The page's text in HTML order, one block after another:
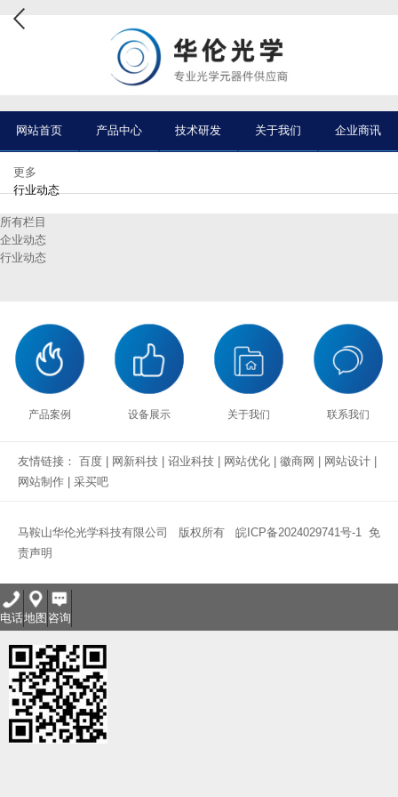
网站首页 产品中心 技术研发 关于我们 企业商讯
更多
行业动态
所有栏目
企业动态
行业动态
产品案例 设备展示 关于我们 联系我们
友情链接： 百度 网新科技 诏业科技 网站优化 徽商网 网站设计
网站制作
采买吧
马鞍山华伦光学科技有限公司 版权所有 皖ICP备2024029741号-1 免
责声明
电话地图 咨询